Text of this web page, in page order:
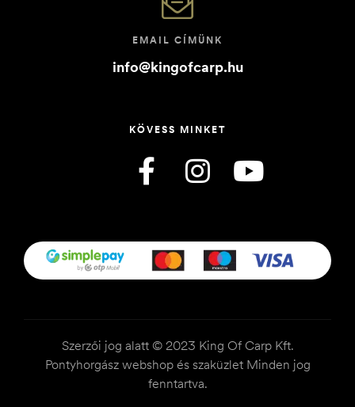
EMAIL CÍMÜNK
info@kingofcarp.hu
KÖVESS MINKET
Szerzői jog alatt © 2023 King Of Carp Kft.
Pontyhorgász webshop és szaküzlet Minden jog
fenntartva.